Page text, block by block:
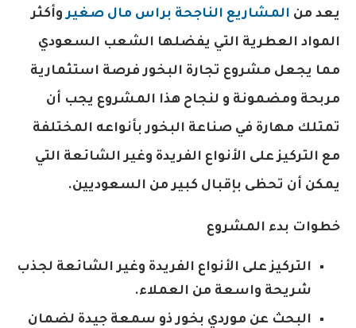
يعد من المشاريع الناجحة براس مال صغيروأكثر
المواد العطرية التي يفضلها الشعب السعودي
مما يجعل مشروع تجارة البخور فرصة استثمارية
مربحة ومضمونة و لنجاح هذا المشروع يجب أن
تمتلك مهارة في صناعة البخور بأنواعه المختلفة
مع التركيز على الأنواع الفريدة وغير الشائعة التي
يمكن أن تحظى بإقبال كبير من السعوديين.
خطوات بدء المشروع
التركيز على الأنواع الفريدة وغير الشائعة لجذب
شريحة واسعة من العملاء.
البحث عن موردي بخور ذو سمعة جيدة لضمان